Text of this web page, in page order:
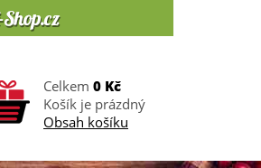
Celkem 0 Kč
Košík je prázdný
Obsah košíku